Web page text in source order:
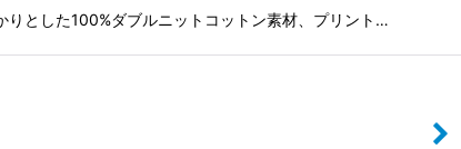
とした100%ダブルニットコットン素材、プリント…